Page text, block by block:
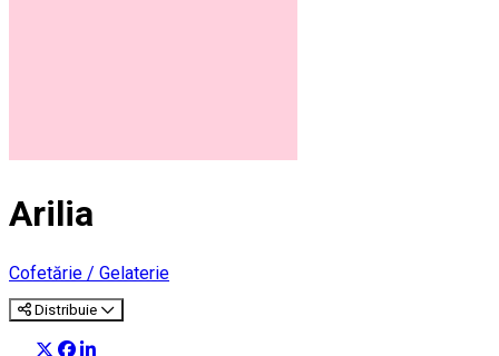
Arilia
Cofetărie / Gelaterie
Distribuie